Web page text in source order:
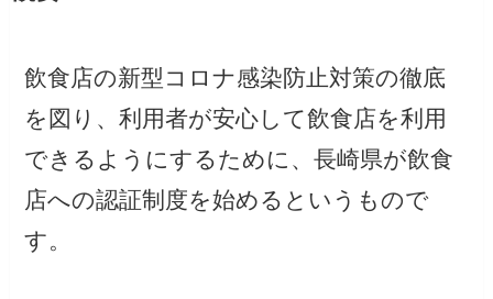
飲食店の新型コロナ感染防止対策の徹底
を図り、利用者が安心して飲食店を利用
できるようにするために、長崎県が飲食
店への認証制度を始めるというもので
す。